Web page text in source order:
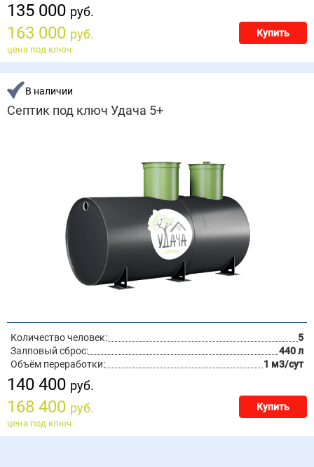
135 000 руб.
163 000 руб. Купить
цена под ключ
В наличии
Септик под ключ Удача 5+
Количество человек:
5
Залповый сброс:
440 л
Объём переработки:
1 м3/сут
140 400 руб.
168 400 руб. Купить
цена под ключ